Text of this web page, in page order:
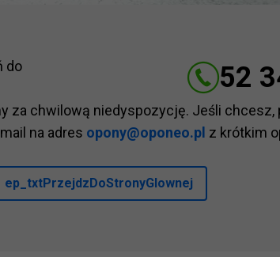
do
52
za chwilową niedyspozycję. Jeśli chcesz,
na adres opony@oponeo.pl z krótkim
ep_txtPrzejdzDoStronyGlownej